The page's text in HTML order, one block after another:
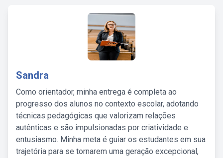
Sandra
Como orientador, minha entrega é completa ao
progresso dos alunos no contexto escolar, adotando
técnicas pedagógicas que valorizam relações
autênticas e são impulsionadas por criatividade e
entusiasmo. Minha meta é guiar os estudantes em sua
trajetória para se tornarem uma geração excepcional,